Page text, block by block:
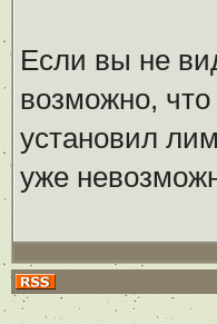
Если вы не
возможно,
установил
уже